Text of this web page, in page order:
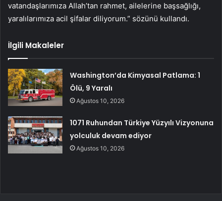
vatandaşlarımıza Allah’tan rahmet, ailelerine başsağlığı,
yaralılarımıza acil şifalar diliyorum.” sözünü kullandı.
İlgili Makaleler
Washington’da Kimyasal Patlama: 1
Ölü, 9 Yaralı
Ağustos 10, 2026
1071 Ruhundan Türkiye Yüzyılı Vizyonuna
yolculuk devam ediyor
Ağustos 10, 2026